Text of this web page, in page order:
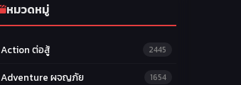
หมวดหมู่
Action ต่อสู้ 2445
Adventure ผจญภัย 1654